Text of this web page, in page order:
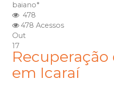
baiano*
478
478 Acessos
Out
17
Recuperação
em Icaraí